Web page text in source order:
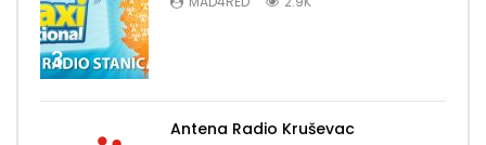
3
Antena Radio Kruševac